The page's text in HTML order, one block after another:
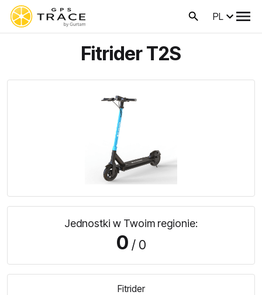
PL
Fitrider T2S
Jednostki w Twoim regionie:
0 / 0
Fitrider